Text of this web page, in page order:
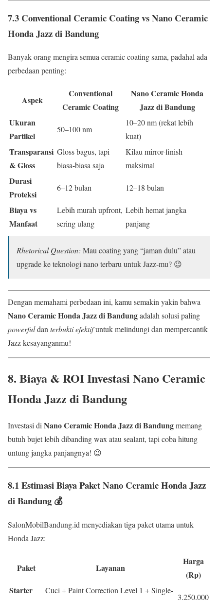
7.3 Conventional Ceramic Coating vs Nano Ceramic
Honda Jazz di Bandung
Banyak orang mengira semua ceramic coating sama, padahal ada
perbedaan penting:
Aspek
Conventional
Ceramic Coating
Nano Ceramic Honda
Jazz di Bandung
Ukuran
Partikel
50–100 nm
10–20 nm (rekat lebih
kuat)
Transparansi
& Gloss
Gloss bagus, tapi
biasa-biasa saja
Kilau mirror-finish
maksimal
Durasi
Proteksi
6–12 bulan 12–18 bulan
Biaya vs
Manfaat
Lebih murah upfront,
sering ulang
Lebih hemat jangka
panjang
Rhetorical Question: Mau coating yang “jaman dulu” atau
upgrade ke teknologi nano terbaru untuk Jazz-mu? 😉
Dengan memahami perbedaan ini, kamu semakin yakin bahwa
Nano Ceramic Honda Jazz di Bandungadalah solusi paling
powerfuldanterbukti efektifuntuk melindungi dan mempercantik
Jazz kesayanganmu!
8. Biaya & ROI Investasi Nano Ceramic
Honda Jazz di Bandung
Investasi di Nano Ceramic Honda Jazz di Bandungmemang
butuh bujet lebih dibanding wax atau sealant, tapi coba hitung
untung jangka panjangnya! 😉
8.1 Estimasi Biaya Paket Nano Ceramic Honda Jazz
di Bandung 💰
SalonMobilBandung.id menyediakan tiga paket utama untuk
Honda Jazz:
Paket Layanan
Harga
(Rp)
Starter
Cuci + Paint Correction Level 1 + Single-
3.250.000